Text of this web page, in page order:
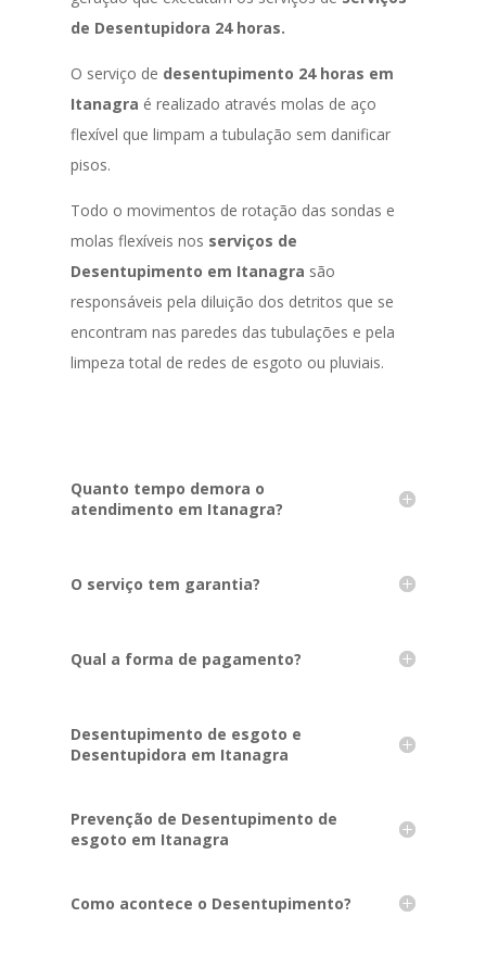
de Desentupidora 24 horas.
O serviço de desentupimento 24 horas em
Itanagra é realizado através molas de aço
flexível que limpam a tubulação sem danificar
pisos.
Todo o movimentos de rotação das sondas e
molas flexíveis nos serviços de
Desentupimento em Itanagra são
responsáveis pela diluição dos detritos que se
encontram nas paredes das tubulações e pela
limpeza total de redes de esgoto ou pluviais.
Quanto tempo demora o
atendimento em Itanagra?
O serviço tem garantia?
Qual a forma de pagamento?
Desentupimento de esgoto e
Desentupidora em Itanagra
Prevenção de Desentupimento de
esgoto em Itanagra
Como acontece o Desentupimento?